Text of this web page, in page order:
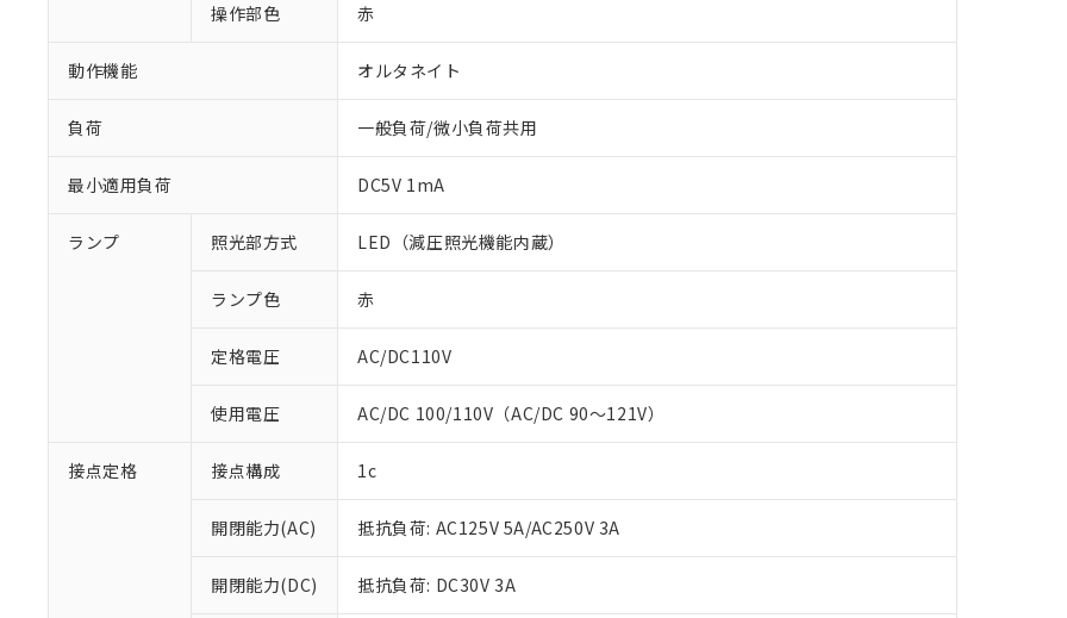
操作部色 赤
動作機能 オルタネイト
負荷 一般負荷/微小負荷共用
最小適用負荷 DC5V 1mA
ランプ 照光部方式 LED（減圧照光機能内蔵）
ランプ色 赤
定格電圧 AC/DC110V
使用電圧 AC/DC 100/110V（AC/DC 90～121V）
接点定格 接点構成 1c
開閉能力(AC) 抵抗負荷: AC125V 5A/AC250V 3A
開閉能力(DC) 抵抗負荷: DC30V 3A
対応済み：EU RoHS指令（10物質）の非含有に対応した製品が提供可能な商品です
対応予定なし：EU RoHS指令（10物質）の非含有に非対応の商品で、対応品を出す予